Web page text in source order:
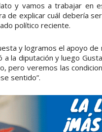
y vamos a trabajar en
de explicar cuál debería
político reciente.
y logramos el apoyo de
la diputación y luego
pero veremos las
sentido”.